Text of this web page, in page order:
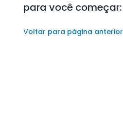
para você começar:
Voltar para página anterior